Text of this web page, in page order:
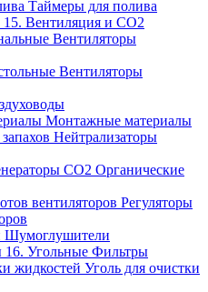
Таймеры для полива
15. Вентиляция и CO2
Вентиляторы
Вентиляторы
Монтажные материалы
Нейтрализаторы
Органические
Регуляторы
Шумоглушители
16. Угольные Фильтры
Уголь для очистки